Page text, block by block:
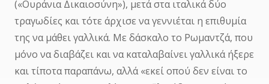
(«Ουράνια Δικαιοσύνη»), μετά στα ιταλικά δύο
τραγωδίες και τότε άρχισε να γεννιέται η επιθυμία
της να μάθει γαλλικά. Με δάσκαλο το Ρωμαντζά, που
μόνο να διαβάζει και να καταλαβαίνει γαλλικά ήξερε
και τίποτα παραπάνω, αλλά «εκεί οπού δεν είναι το